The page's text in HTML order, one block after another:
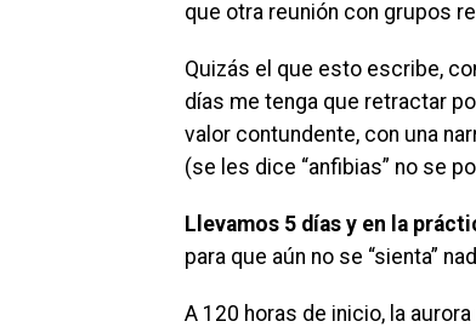
que otra reunión con grupos
Quizás el que esto escribe,
días me tenga que retractar
valor contundente, con una
(se les dice “anfibias” no se
Llevamos 5 días y en la
para que aún no se “sienta”
A 120 horas de inicio, la